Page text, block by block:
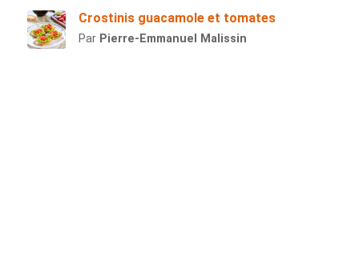
Crostinis guacamole et tomates
Par Pierre-Emmanuel Malissin